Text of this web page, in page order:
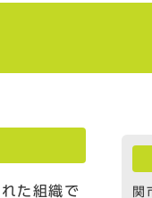
た組織で
関